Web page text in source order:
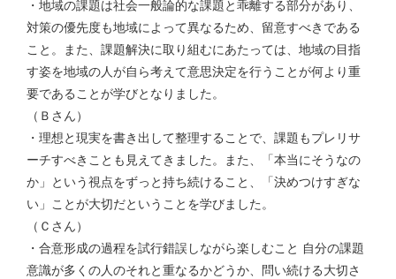
・地域の課題は社会一般論的な課題と乖離する部分があり、
対策の優先度も地域によって異なるため、留意すべきである
こと。また、課題解決に取り組むにあたっては、地域の目指
す姿を地域の人が自ら考えて意思決定を行うことが何より重
要であることが学びとなりました。
（Ｂさん）
・理想と現実を書き出して整理することで、課題もプレリサ
ーチすべきことも見えてきました。また、「本当にそうなの
か」という視点をずっと持ち続けること、「決めつけすぎな
い」ことが大切だということを学びました。
（Ｃさん）
・合意形成の過程を試行錯誤しながら楽しむこと 自分の課題
意識が多くの人のそれと重なるかどうか、問い続ける大切さ